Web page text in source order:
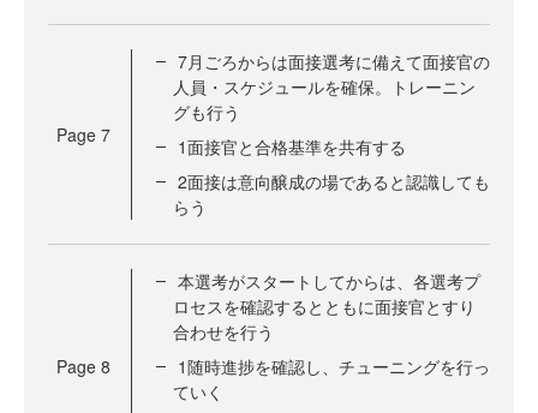
Page 7
7月ごろからは面接選考に備えて面接官の
人員・スケジュールを確保。トレーニン
グも行う
1面接官と合格基準を共有する
2面接は意向醸成の場であると認識しても
らう
Page 8
本選考がスタートしてからは、各選考プ
ロセスを確認するとともに面接官とすり
合わせを行う
1随時進捗を確認し、チューニングを行っ
ていく